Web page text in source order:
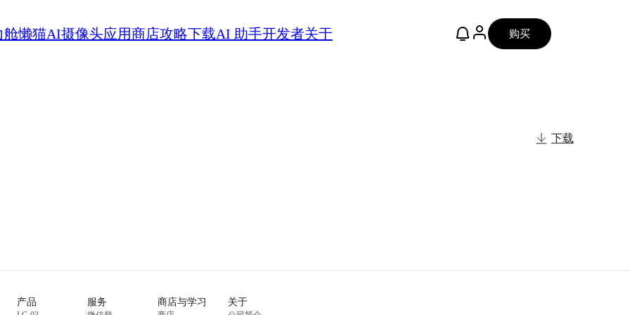
舱懒猫AI摄像头应用商店攻略下载AI 助手开发者关于 购买
下载
产品 服务 商店与学习 关于